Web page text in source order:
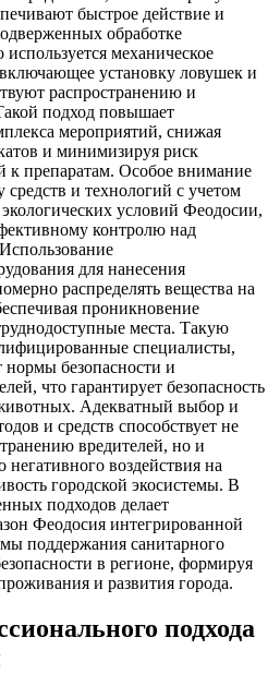
быстрое действие и
обработке
механическое
установку ловушек и
распространению и
подход повышает
мероприятий, снижая
и минимизируя риск
к препаратам. Особое внимание
средств и технологий с учетом
условий Феодосии,
контролю над
для нанесения
распределять вещества на
проникновение
места. Такую
специалисты,
нормы безопасности и
что гарантирует безопасность
Адекватный выбор и
и средств способствует не
вредителей, но и
воздействия на
городской экосистемы. В
подходов делает
Феодосия интегрированной
поддержания санитарного
в регионе, формируя
и развития города.
подхода